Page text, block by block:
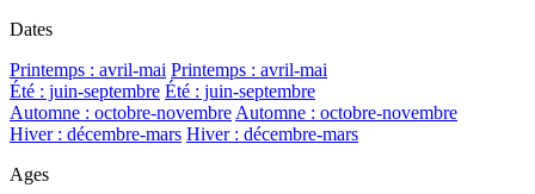
Dates
Printemps : avril-mai Printemps : avril-mai
Été : juin-septembre Été : juin-septembre
Automne : octobre-novembre Automne : octobre-novembre
Hiver : décembre-mars Hiver : décembre-mars
Ages